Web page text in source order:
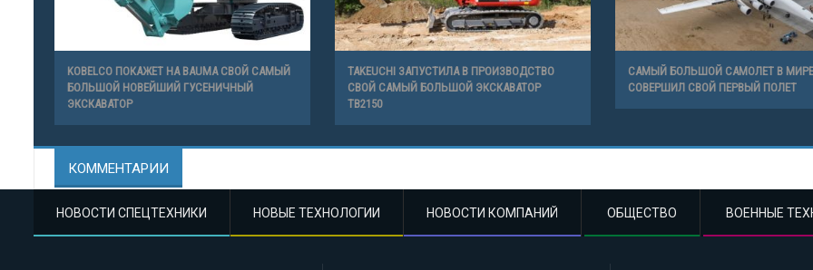
KOBELCO ПОКАЖЕТ НА BAUMA СВОЙ САМЫЙ
БОЛЬШОЙ НОВЕЙШИЙ ГУСЕНИЧНЫЙ
ЭКСКАВАТОР
TAKEUCHI ЗАПУСТИЛА В ПРОИЗВОДСТВО
СВОЙ САМЫЙ БОЛЬШОЙ ЭКСКАВАТОР
TB2150
САМЫЙ БОЛЬШОЙ САМОЛЕТ В МИРЕ
СОВЕРШИЛ СВОЙ ПЕРВЫЙ ПОЛЕТ
КОММЕНТАРИИ
НОВОСТИ СПЕЦТЕХНИКИ НОВЫЕ ТЕХНОЛОГИИ НОВОСТИ КОМПАНИЙ ОБЩЕСТВО ВОЕННЫЕ